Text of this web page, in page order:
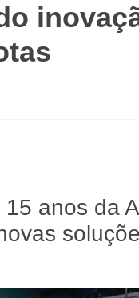
anos da